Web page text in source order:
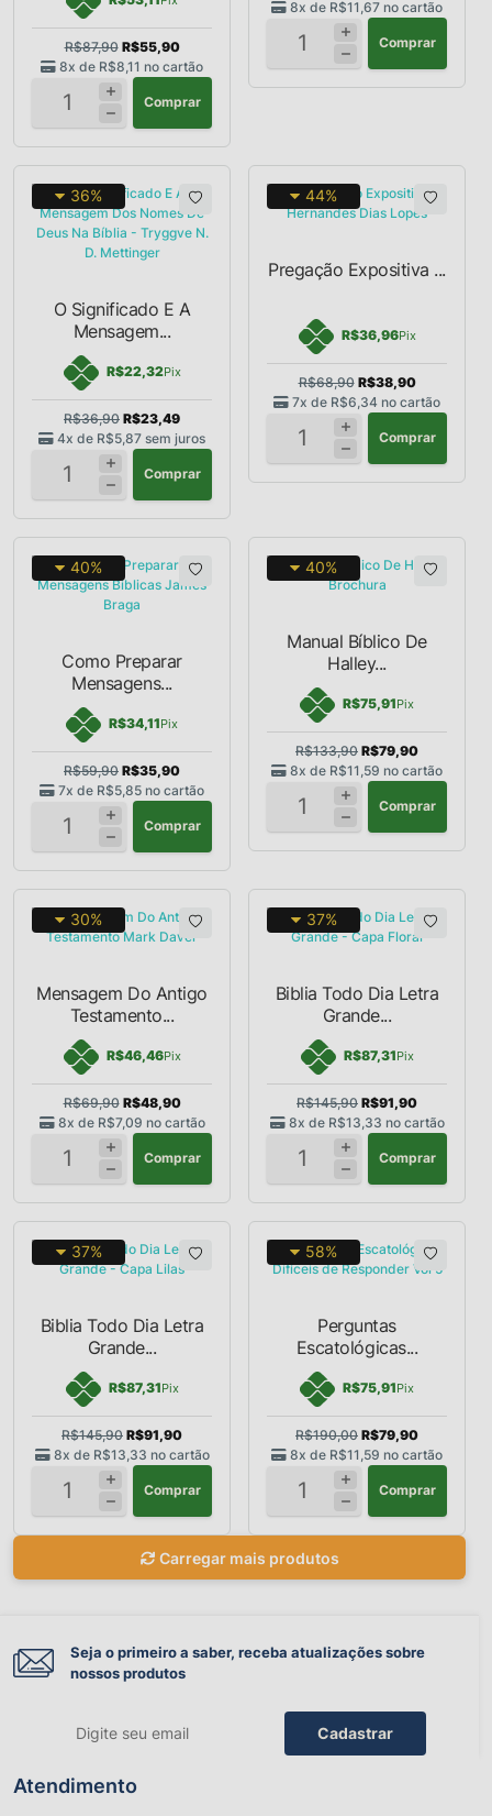
R$87,90 R$55,90
8x de R$8,11 no cartão
Comprar
8x de R$11,67 no cartão
Comprar
36%
O Significado E A
Mensagem...
R$22,32Pix
R$36,90 R$23,49
4x de R$5,87 sem juros
Comprar
44%
Pregação Expositiva ...
R$36,96Pix
R$68,90 R$38,90
7x de R$6,34 no cartão
Comprar
40%
Como Preparar
Mensagens...
R$34,11Pix
R$59,90 R$35,90
7x de R$5,85 no cartão
Comprar
40%
Manual Bíblico De
Halley...
R$75,91Pix
R$133,90 R$79,90
8x de R$11,59 no cartão
Comprar
30%
Mensagem Do Antigo
Testamento...
R$46,46Pix
R$69,90 R$48,90
8x de R$7,09 no cartão
Comprar
37%
Biblia Todo Dia Letra
Grande...
R$87,31Pix
R$145,90 R$91,90
8x de R$13,33 no cartão
Comprar
37%
Biblia Todo Dia Letra
Grande...
R$87,31Pix
R$145,90 R$91,90
8x de R$13,33 no cartão
Comprar
58%
Perguntas
Escatológicas...
R$75,91Pix
R$190,00 R$79,90
8x de R$11,59 no cartão
Comprar
Carregar mais produtos
Seja o primeiro a saber, receba atualizações sobre
nossos produtos
Cadastrar
Atendimento